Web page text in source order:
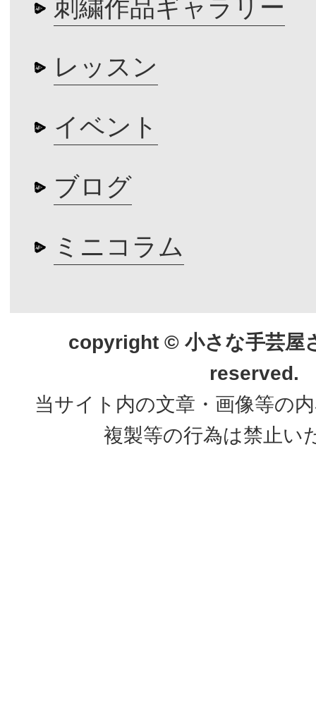
刺繍作品ギャラリー
レッスン
イベント
ブログ
ミニコラム
copyright © 小さな手芸屋
reserved.
当サイト内の文章・画像等の
複製等の行為は禁止い